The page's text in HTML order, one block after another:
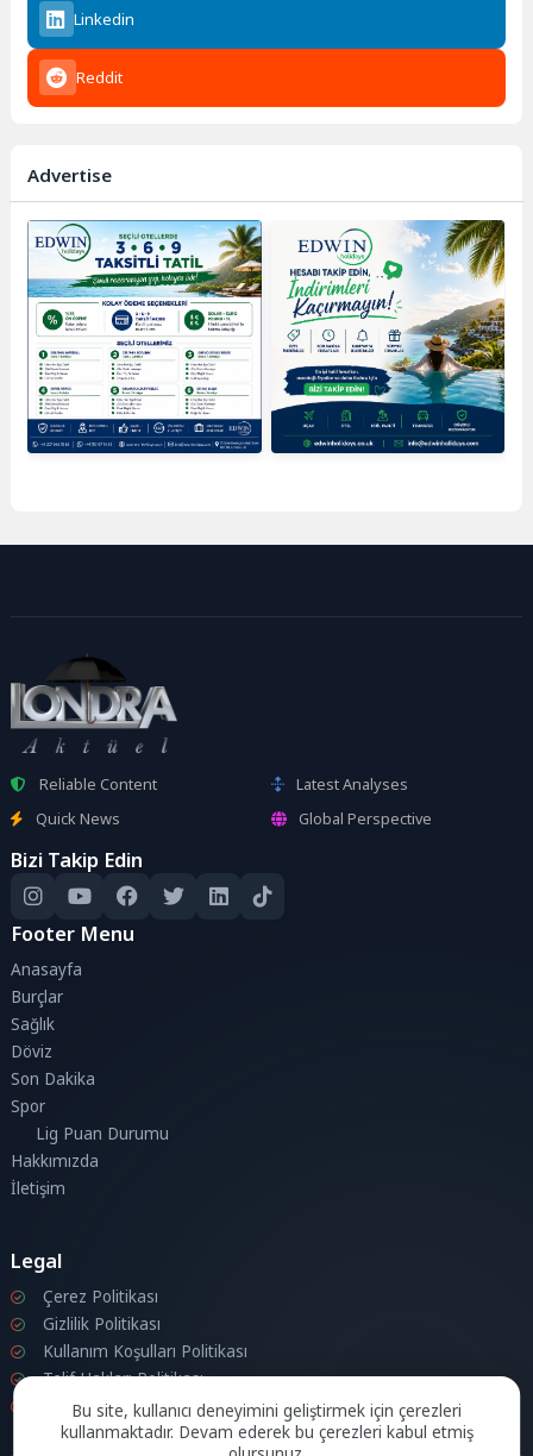
Linkedin
Reddit
Advertise
Reliable Content
Latest Analyses
Quick News
Global Perspective
Bizi Takip Edin
Footer Menu
Anasayfa
Burçlar
Sağlık
Döviz
Son Dakika
Spor
Lig Puan Durumu
Hakkımızda
İletişim
Legal
Çerez Politikası
Gizlilik Politikası
Kullanım Koşulları Politikası
Telif Hakları Politikası
İletişim
Bu site, kullanıcı deneyimini geliştirmek için çerezleri
kullanmaktadır. Devam ederek bu çerezleri kabul etmiş